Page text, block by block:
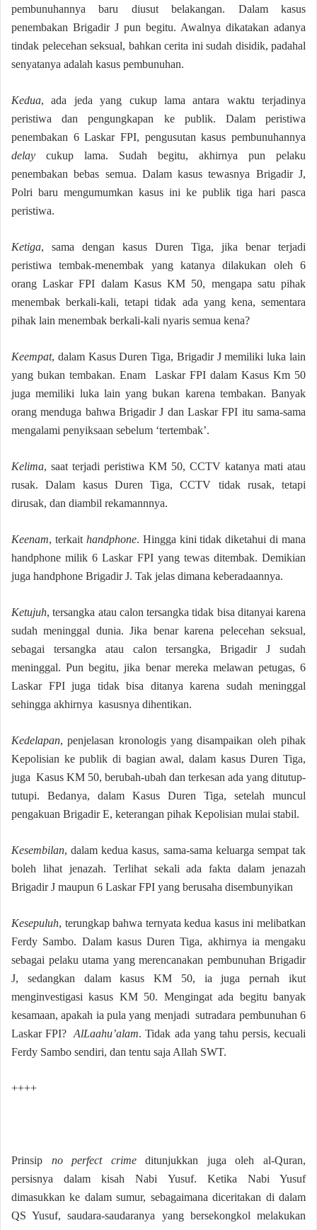
pembunuhannya baru diusut belakangan. Dalam kasus
penembakan Brigadir J pun begitu. Awalnya dikatakan adanya
tindak pelecehan seksual, bahkan cerita ini sudah disidik, padahal
senyatanya adalah kasus pembunuhan.
Kedua, ada jeda yang cukup lama antara waktu terjadinya
peristiwa dan pengungkapan ke publik. Dalam peristiwa
penembakan 6 Laskar FPI, pengusutan kasus pembunuhannya
delay cukup lama. Sudah begitu, akhirnya pun pelaku
penembakan bebas semua. Dalam kasus tewasnya Brigadir J,
Polri baru mengumumkan kasus ini ke publik tiga hari pasca
peristiwa.
Ketiga, sama dengan kasus Duren Tiga, jika benar terjadi
peristiwa tembak-menembak yang katanya dilakukan oleh 6
orang Laskar FPI dalam Kasus KM 50, mengapa satu pihak
menembak berkali-kali, tetapi tidak ada yang kena, sementara
pihak lain menembak berkali-kali nyaris semua kena?
Keempat, dalam Kasus Duren Tiga, Brigadir J memiliki luka lain
yang bukan tembakan. Enam Laskar FPI dalam Kasus Km 50
juga memiliki luka lain yang bukan karena tembakan. Banyak
orang menduga bahwa Brigadir J dan Laskar FPI itu sama-sama
mengalami penyiksaan sebelum ‘tertembak’.
Kelima, saat terjadi peristiwa KM 50, CCTV katanya mati atau
rusak. Dalam kasus Duren Tiga, CCTV tidak rusak, tetapi
dirusak, dan diambil rekamannnya.
Keenam, terkait handphone. Hingga kini tidak diketahui di mana
handphone milik 6 Laskar FPI yang tewas ditembak. Demikian
juga handphone Brigadir J. Tak jelas dimana keberadaannya.
Ketujuh, tersangka atau calon tersangka tidak bisa ditanyai karena
sudah meninggal dunia. Jika benar karena pelecehan seksual,
sebagai tersangka atau calon tersangka, Brigadir J sudah
meninggal. Pun begitu, jika benar mereka melawan petugas, 6
Laskar FPI juga tidak bisa ditanya karena sudah meninggal
sehingga akhirnya kasusnya dihentikan.
Kedelapan, penjelasan kronologis yang disampaikan oleh pihak
Kepolisian ke publik di bagian awal, dalam kasus Duren Tiga,
juga Kasus KM 50, berubah-ubah dan terkesan ada yang ditutup-
tutupi. Bedanya, dalam Kasus Duren Tiga, setelah muncul
pengakuan Brigadir E, keterangan pihak Kepolisian mulai stabil.
Kesembilan, dalam kedua kasus, sama-sama keluarga sempat tak
boleh lihat jenazah. Terlihat sekali ada fakta dalam jenazah
Brigadir J maupun 6 Laskar FPI yang berusaha disembunyikan
Kesepuluh, terungkap bahwa ternyata kedua kasus ini melibatkan
Ferdy Sambo. Dalam kasus Duren Tiga, akhirnya ia mengaku
sebagai pelaku utama yang merencanakan pembunuhan Brigadir
J, sedangkan dalam kasus KM 50, ia juga pernah ikut
menginvestigasi kasus KM 50. Mengingat ada begitu banyak
kesamaan, apakah ia pula yang menjadi sutradara pembunuhan 6
Laskar FPI?AlLaahu’alam. Tidak ada yang tahu persis, kecuali
Ferdy Sambo sendiri, dan tentu saja Allah SWT.
++++
Prinsip no perfect crimeditunjukkan juga oleh al-Quran,
persisnya dalam kisah Nabi Yusuf. Ketika Nabi Yusuf
dimasukkan ke dalam sumur, sebagaimana diceritakan di dalam
QS Yusuf, saudara-saudaranya yang bersekongkol melakukan